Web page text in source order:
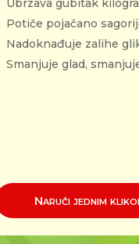
Ubrzava gubitak
Potiče pojačano
Nadoknađuje zalihe
Smanjuje glad,
Naruči jednim